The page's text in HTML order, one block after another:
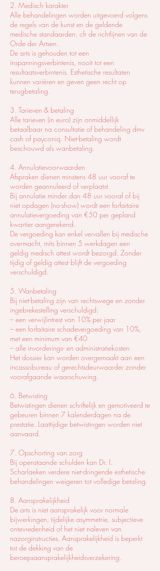
2. Medisch karakter
Alle behandelingen worden uitgevoerd volgens
de regels van de kunst en de geldende
medische standaarden, cfr de richtlijnen van de
Orde der Artsen.
De arts is gehouden tot een
inspanningsverbintenis, nooit tot een
resultaatsverbintenis. Esthetische resultaten
kunnen variëren en geven geen recht op
terugbetaling.
3. Tarieven & betaling
Alle tarieven (in euro) zijn onmiddellijk
betaalbaar na consultatie of behandeling dmv
cash of payconiq. Niet-betaling wordt
beschouwd als wanbetaling.
4. Annulatievoorwaarden
Afspraken dienen minstens 48 uur vooraf te
worden geannuleerd of verplaatst.
Bij annulatie minder dan 48 uur vooraf of bij
niet opdagen (no-show) wordt een forfaitaire
annulatievergoeding van €50 per gepland
kwartier aangerekend.
De vergoeding kan enkel vervallen bij medische
overmacht, mits binnen 5 werkdagen een
geldig medisch attest wordt bezorgd. Zonder
tijdig of geldig attest blijft de vergoeding
verschuldigd.
5. Wanbetaling
Bij niet-betaling zijn van rechtswege en zonder
ingebrekestelling verschuldigd:
– een verwijlintrest van 10% per jaar
– een forfaitaire schadevergoeding van 10%,
met een minimum van €40
– alle invorderings- en administratiekosten
Het dossier kan worden overgemaakt aan een
incassobureau of gerechtsdeurwaarder zonder
voorafgaande waarschuwing.
6. Betwisting
Betwistingen dienen schriftelijk en gemotiveerd te
gebeuren binnen 7 kalenderdagen na de
prestatie. Laattijdige betwistingen worden niet
aanvaard.
7. Opschorting van zorg
Bij openstaande schulden kan Dr. I.
Scharlaeken verdere niet-dringende esthetische
behandelingen weigeren tot volledige betaling.
8. Aansprakelijkheid
De arts is niet aansprakelijk voor normale
bijwerkingen, tijdelijke asymmetrie, subjectieve
ontevredenheid of het niet naleven van
nazorginstructies. Aansprakelijkheid is beperkt
tot de dekking van de
beroepsaansprakelijkheidsverzekering.